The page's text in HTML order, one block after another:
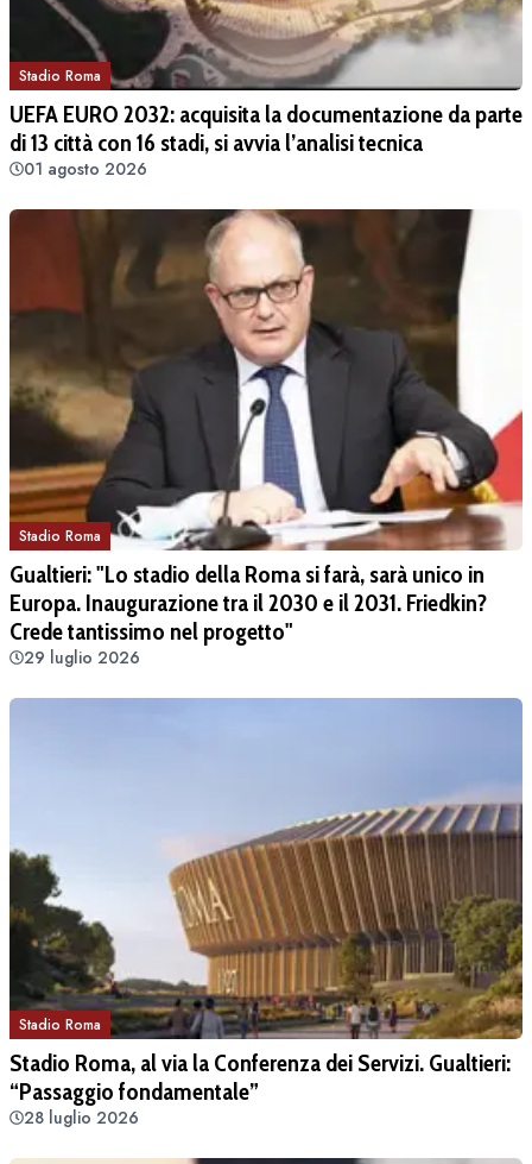
Stadio Roma
UEFA EURO 2032: acquisita la documentazione da parte
di 13 città con 16 stadi, si avvia l’analisi tecnica
01 agosto 2026
Stadio Roma
Gualtieri: "Lo stadio della Roma si farà, sarà unico in
Europa. Inaugurazione tra il 2030 e il 2031. Friedkin?
Crede tantissimo nel progetto"
29 luglio 2026
Stadio Roma
Stadio Roma, al via la Conferenza dei Servizi. Gualtieri:
“Passaggio fondamentale”
28 luglio 2026